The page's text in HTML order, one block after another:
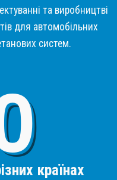
та виробництві
для автомобільних
систем.
країнах